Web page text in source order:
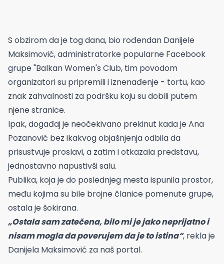
S obzirom da je tog dana, bio rođendan Danijele
Maksimović, administratorke popularne Facebook
grupe "Balkan Women's Club, tim povodom
organizatori su pripremili i iznenađenje - tortu, kao
znak zahvalnosti za podršku koju su dobili putem
njene stranice.
Ipak, događaj je neočekivano prekinut kada je Ana
Pozanović bez ikakvog objašnjenja odbila da
prisustvuje proslavi, a zatim i otkazala predstavu,
jednostavno napustivši salu.
Publika, koja je do poslednjeg mesta ispunila prostor,
među kojima su bile brojne članice pomenute grupe,
ostala je šokirana.
„Ostala sam zatečena, bilo mi je jako neprijatno i
nisam mogla da poverujem da je to istina“, rekla je
Danijela Maksimović za naš portal.